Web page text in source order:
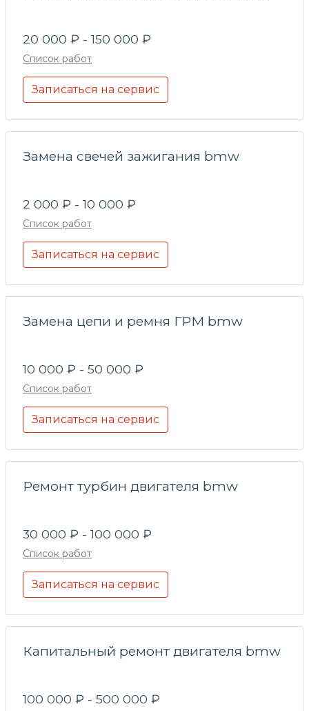
20 000 ₽ - 150 000 ₽
Список работ
Записаться на сервис
Замена свечей зажигания bmw
2 000 ₽ - 10 000 ₽
Список работ
Записаться на сервис
Замена цепи и ремня ГРМ bmw
10 000 ₽ - 50 000 ₽
Список работ
Записаться на сервис
Ремонт турбин двигателя bmw
30 000 ₽ - 100 000 ₽
Список работ
Записаться на сервис
Капитальный ремонт двигателя bmw
100 000 ₽ - 500 000 ₽